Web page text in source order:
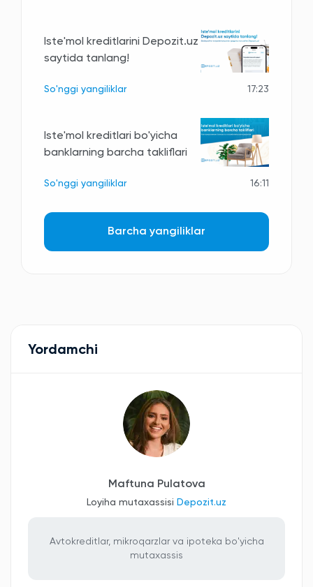
Iste'mol kreditlarini Depozit.uz
saytida tanlang!
So'nggi yangiliklar 17:23
Iste'mol kreditlari bo'yicha
banklarning barcha takliflari
So'nggi yangiliklar 16:11
Barcha yangiliklar
Yordamchi
Maftuna Pulatova
Loyiha mutaxassisi Depozit.uz
Avtokreditlar, mikroqarzlar va ipoteka bo'yicha
mutaxassis